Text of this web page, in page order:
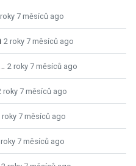
7 měsíců ago
2 roky 7 měsíců ago
2 roky 7 měsíců ago
roky 7 měsíců ago
roky 7 měsíců ago
7 měsíců ago